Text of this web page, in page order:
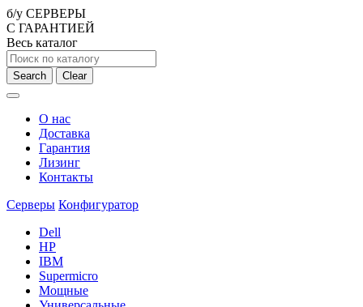
б/у СЕРВЕРЫ
С ГАРАНТИЕЙ
Весь каталог
Search Clear
О нас
Доставка
Гарантия
Лизинг
Контакты
Серверы Конфигуратор
Dell
HP
IBM
Supermicro
Мощные